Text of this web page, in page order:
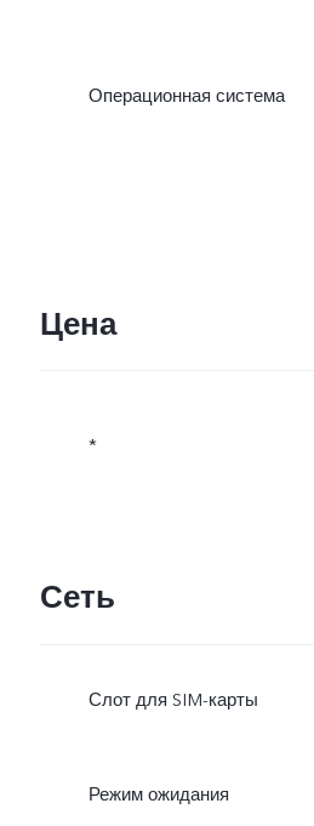
Операционная система
Цена
*
Сеть
Слот для SIM-карты
Режим ожидания